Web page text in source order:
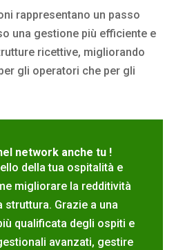
rappresentano un passo
una gestione più efficiente e
ricettive, migliorando
gli operatori che per gli
network anche tu !
della tua ospitalità e
migliorare la redditività
struttura. Grazie a una
qualificata degli ospiti e
avanzati, gestire